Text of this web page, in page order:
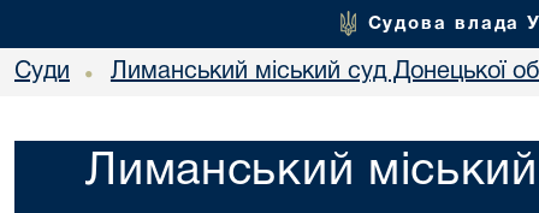
Судова влада
Суди • Лиманський міський суд Донецької
Лиманський